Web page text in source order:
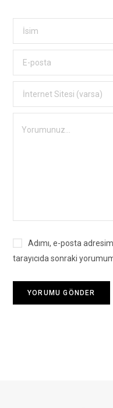
Adımı, e-posta
tarayıcıda sonraki